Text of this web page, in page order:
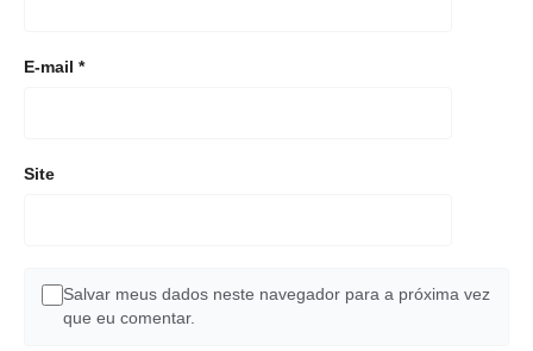
E-mail *
Site
Salvar meus dados neste navegador para a próxima vez
que eu comentar.